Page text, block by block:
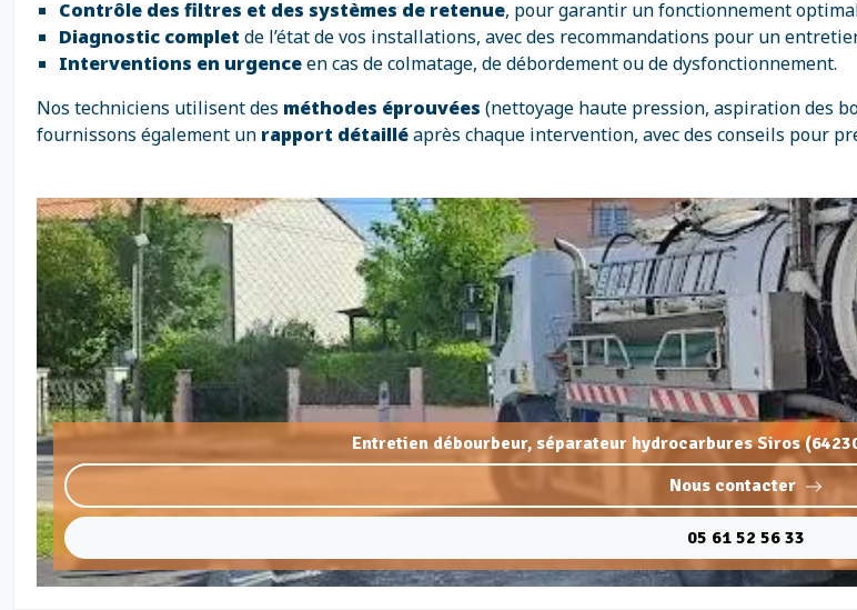
Contrôle des filtres et des systèmes de retenue, pour garantir un fonctionnement
Diagnostic complet de l’état de vos installations, avec des recommandations pour un
Interventions en urgenceen cas de colmatage, de débordement ou de dysfonctionnement.
Nos techniciens utilisent des méthodes éprouvées (nettoyage haute pression, aspiration des
fournissons également un rapport détailléaprès chaque intervention, avec des conseils pour
Entretien débourbeur, séparateur hydrocarbures Siros
Nous contacter
05 61 52 56 33